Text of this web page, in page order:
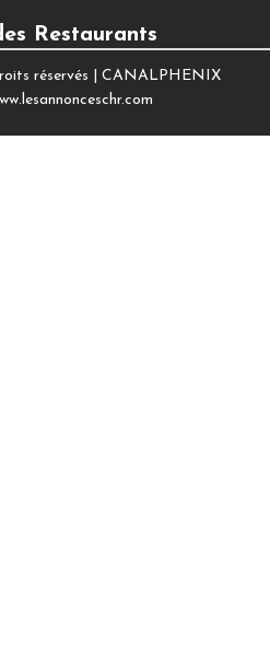
Restaurants
réservés | CANALPHENIX